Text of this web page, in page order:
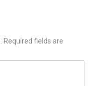
Required fields are